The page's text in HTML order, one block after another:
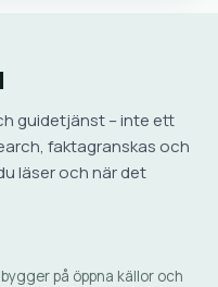
guidetjänst – inte ett
faktagranskas och
läser och när det
på öppna källor och